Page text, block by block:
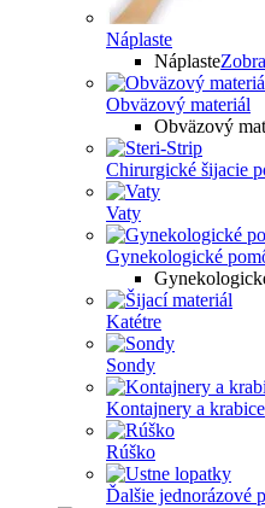
Náplaste
Náplaste
Obväzový materiál
Obväzový
Chirurgické šijacie
Vaty
Gynekologické
Katétre
Sondy
Kontajnery a krabice
Rúško
Ďalšie jednorázové